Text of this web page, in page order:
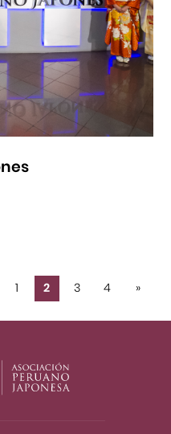
1 2 3 4 »